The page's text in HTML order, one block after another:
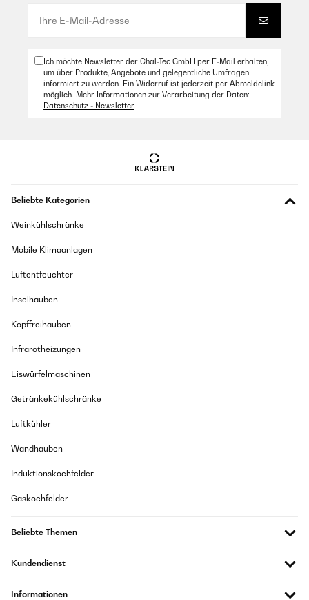
Ich möchte Newsletter der Chal-Tec GmbH per E-Mail erhalten,
um über Produkte, Angebote und gelegentliche Umfragen
informiert zu werden. Ein Widerruf ist jederzeit per Abmeldelink
möglich. Mehr Informationen zur Verarbeitung der Daten:
Datenschutz - Newsletter.
Beliebte Kategorien
Weinkühlschränke
Mobile Klimaanlagen
Luftentfeuchter
Inselhauben
Kopffreihauben
Infrarotheizungen
Eiswürfelmaschinen
Getränkekühlschränke
Luftkühler
Wandhauben
Induktionskochfelder
Gaskochfelder
Beliebte Themen
Kundendienst
Informationen